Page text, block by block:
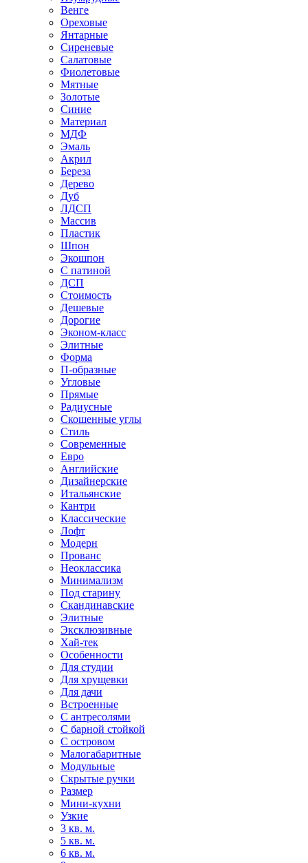
Венге
Ореховые
Янтарные
Сиреневые
Салатовые
Фиолетовые
Мятные
Золотые
Синие
Материал
МДФ
Эмаль
Акрил
Береза
Дерево
Дуб
ЛДСП
Массив
Пластик
Шпон
Экошпон
С патиной
ДСП
Стоимость
Дешевые
Дорогие
Эконом-класс
Элитные
Форма
П-образные
Угловые
Прямые
Радиусные
Скошенные углы
Стиль
Современные
Евро
Английские
Дизайнерские
Итальянские
Кантри
Классические
Лофт
Модерн
Прованс
Неоклассика
Минимализм
Под старину
Скандинавские
Элитные
Эксклюзивные
Хай-тек
Особенности
Для студии
Для хрущевки
Для дачи
Встроенные
С антресолями
С барной стойкой
С островом
Малогабаритные
Модульные
Скрытые ручки
Размер
Мини-кухни
Узкие
3 кв. м.
5 кв. м.
6 кв. м.